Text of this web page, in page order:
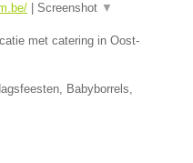
Screenshot ▼
met catering in Oost-
Babyborrels,